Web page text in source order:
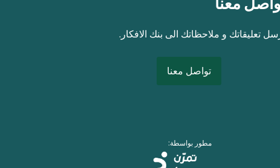
تعليقاتك و ملاحظاتك الى بنك الافكار.
تواصل معنا
مطور بواسطة: